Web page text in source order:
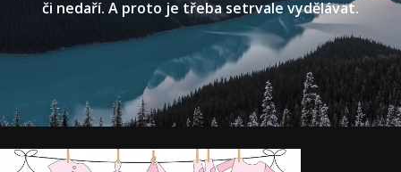
či nedaří. A proto je třeba setrvale vydělávat.